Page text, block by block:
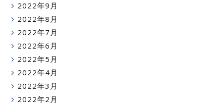
2022年9月
2022年8月
2022年7月
2022年6月
2022年5月
2022年4月
2022年3月
2022年2月